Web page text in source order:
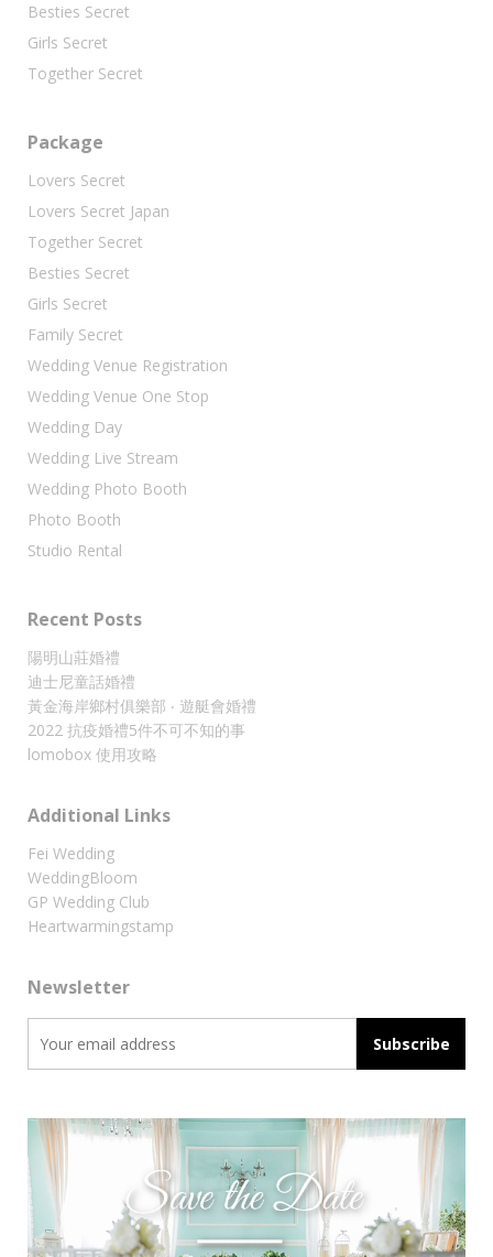
Besties Secret
Girls Secret
Together Secret
Package
Lovers Secret
Lovers Secret Japan
Together Secret
Besties Secret
Girls Secret
Family Secret
Wedding Venue Registration
Wedding Venue One Stop
Wedding Day
Wedding Live Stream
Wedding Photo Booth
Photo Booth
Studio Rental
Recent Posts
陽明山莊婚禮
迪士尼童話婚禮
黃金海岸鄉村俱樂部 ‧ 遊艇會婚禮
2022 抗疫婚禮5件不可不知的事
lomobox 使用攻略
Additional Links
Fei Wedding
WeddingBloom
GP Wedding Club
Heartwarmingstamp
Newsletter